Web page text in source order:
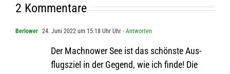
2 Kommentare
Berlower 24. Juni 2022 um 15:18 Uhr Uhr - Antworten
Der Mach­nower See ist das schönste Aus­
flugs­ziel in der Gegend, wie ich finde! Die